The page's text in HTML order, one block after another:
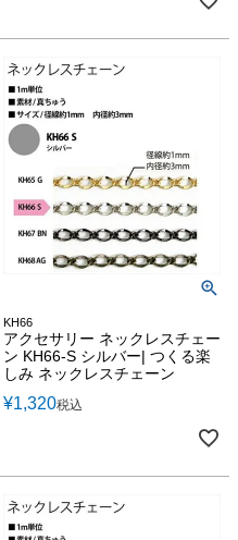
KH66
アクセサリー ネックレスチェー
ン KH66-S シルバー| つくる楽
しみ ネックレスチェーン
¥1,320税込